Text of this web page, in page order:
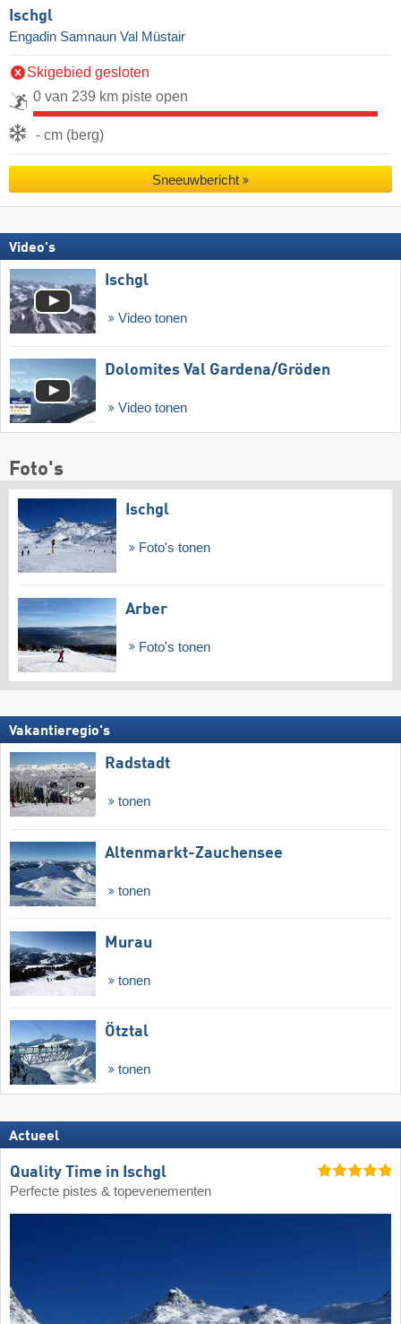
Ischgl
Engadin Samnaun Val Müstair
Skigebied gesloten
0 van 239 km piste open
- cm (berg)
Sneeuwbericht
Video's
Ischgl
Video tonen
Dolomites Val Gardena/​Gröden
Video tonen
Foto's
Ischgl
Foto's tonen
Arber
Foto's tonen
Vakantieregio's
Radstadt
tonen
Altenmarkt-Zauchensee
tonen
Murau
tonen
Ötztal
tonen
Actueel
Quality Time in Ischgl
Perfecte pistes & topevenementen